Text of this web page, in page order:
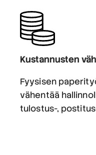
Kustannusten
Fyysisen
vähentää
tulostus-,